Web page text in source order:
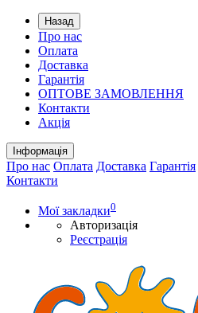
Назад
Про нас
Оплата
Доставка
Гарантія
ОПТОВЕ ЗАМОВЛЕННЯ
Контакти
Акція
Інформація
Про нас Оплата Доставка Гарантія
Контакти
Мої закладки0
Авторизація
Реєстрація